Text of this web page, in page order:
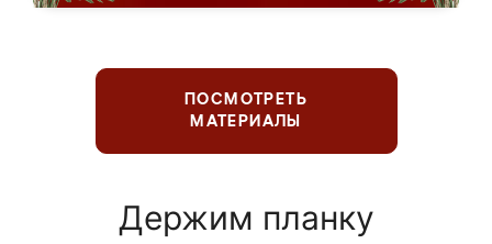
ПОСМОТРЕТЬ
МАТЕРИАЛЫ
Держим планку